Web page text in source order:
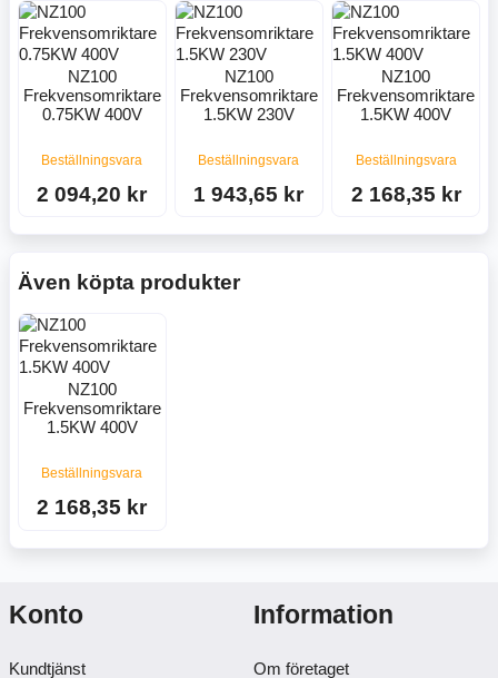
NZ100
Frekvensomriktare
0.75KW 400V
Beställningsvara
2 094,20 kr
NZ100
Frekvensomriktare
1.5KW 230V
Beställningsvara
1 943,65 kr
NZ100
Frekvensomriktare
1.5KW 400V
Beställningsvara
2 168,35 kr
Även köpta produkter
NZ100
Frekvensomriktare
1.5KW 400V
Beställningsvara
2 168,35 kr
Konto
Kundtjänst
Information
Om företaget